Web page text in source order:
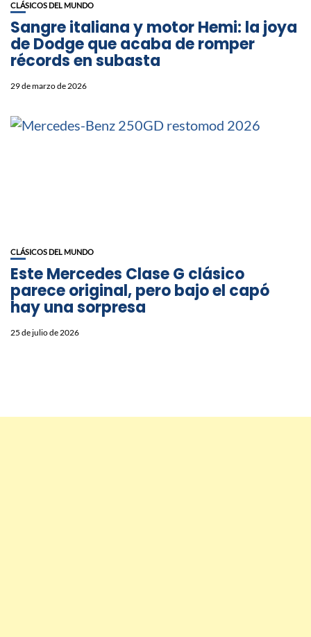
CLÁSICOS DEL MUNDO
Sangre italiana y motor Hemi: la joya
de Dodge que acaba de romper
récords en subasta
29 de marzo de 2026
CLÁSICOS DEL MUNDO
Este Mercedes Clase G clásico
parece original, pero bajo el capó
hay una sorpresa
25 de julio de 2026